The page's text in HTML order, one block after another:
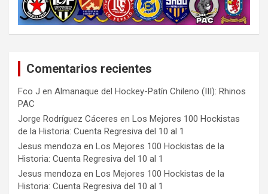
Comentarios recientes
Fco J en Almanaque del Hockey-Patín Chileno (III): Rhinos
PAC
Jorge Rodríguez Cáceres en Los Mejores 100 Hockistas
de la Historia: Cuenta Regresiva del 10 al 1
Jesus mendoza en Los Mejores 100 Hockistas de la
Historia: Cuenta Regresiva del 10 al 1
Jesus mendoza en Los Mejores 100 Hockistas de la
Historia: Cuenta Regresiva del 10 al 1